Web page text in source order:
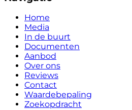
Home
Media
In de buurt
Documenten
Aanbod
Over ons
Reviews
Contact
Waardebepaling
Zoekopdracht